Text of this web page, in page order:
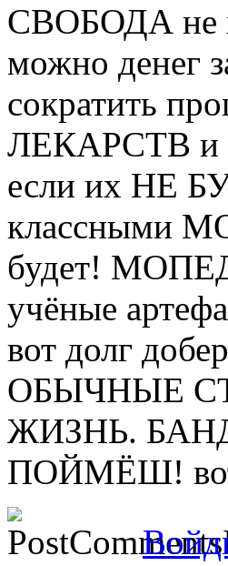
СВОБОДА не
можно денег
сократить
ЛЕКАРСТВ
если их НЕ
классными
будет!
учёные
вот долг
ОБЫЧНЫЕ
ЖИЗНЬ.
ПОЙМЁШ! вот